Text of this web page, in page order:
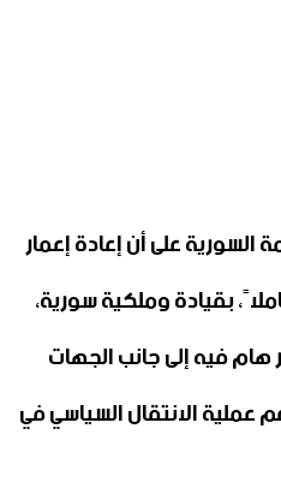
السورية على أن إعادة إعمار
بقيادة وملكية سورية،
فيه إلى جانب الجهات
عملية الانتقال السياسي في